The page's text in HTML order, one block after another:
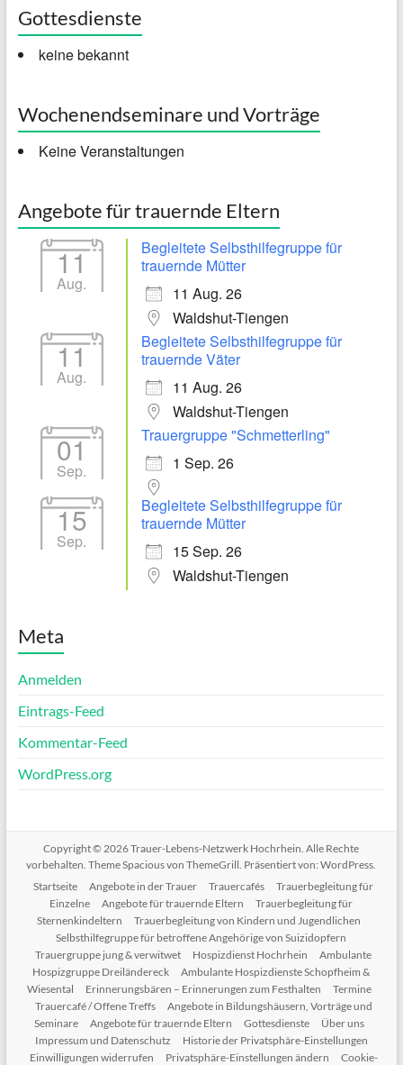
Gottesdienste
keine bekannt
Wochenendseminare und Vorträge
Keine Veranstaltungen
Angebote für trauernde Eltern
11
Aug.
Begleitete Selbsthilfegruppe für
trauernde Mütter
11 Aug. 26
Waldshut-Tiengen
11
Aug.
Begleitete Selbsthilfegruppe für
trauernde Väter
11 Aug. 26
Waldshut-Tiengen
01
Sep.
Trauergruppe "Schmetterling"
1 Sep. 26
15
Sep.
Begleitete Selbsthilfegruppe für
trauernde Mütter
15 Sep. 26
Waldshut-Tiengen
Meta
Anmelden
Eintrags-Feed
Kommentar-Feed
WordPress.org
Copyright © 2026Trauer-Lebens-Netzwerk Hochrhein. Alle Rechte
vorbehalten. ThemeSpaciousvon ThemeGrill. Präsentiert von:WordPress.
Startseite
Angebote in der Trauer Trauercafés
Trauerbegleitung für
Einzelne
Angebote für trauernde Eltern
Trauerbegleitung für
Sternenkindeltern
Trauerbegleitung von Kindern und Jugendlichen
Selbsthilfegruppe für betroffene Angehörige von Suizidopfern
Trauergruppe jung & verwitwet
Hospizdienst Hochrhein
Ambulante
Hospizgruppe Dreiländereck
Ambulante Hospizdienste Schopfheim &
Wiesental
Erinnerungsbären – Erinnerungen zum Festhalten
Termine
Trauercafé / Offene Treffs
Angebote in Bildungshäusern, Vorträge und
Seminare
Angebote für trauernde Eltern Gottesdienste
Über uns
Impressum und Datenschutz
Historie der Privatsphäre-Einstellungen
Einwilligungen widerrufen
Privatsphäre-Einstellungen ändern Cookie-